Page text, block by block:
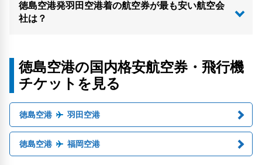
徳島空港発羽田空港着の航空券が最も安い航空会
社は？
徳島空港の国内格安航空券・飛行機
チケットを見る
徳島空港 羽田空港
徳島空港 福岡空港